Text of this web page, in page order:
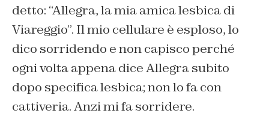
detto: “Allegra, la mia amica lesbica di
Viareggio”. Il mio cellulare è esploso, lo
dico sorridendo e non capisco perché
ogni volta appena dice Allegra subito
dopo specifica lesbica; non lo fa con
cattiveria. Anzi mi fa sorridere.